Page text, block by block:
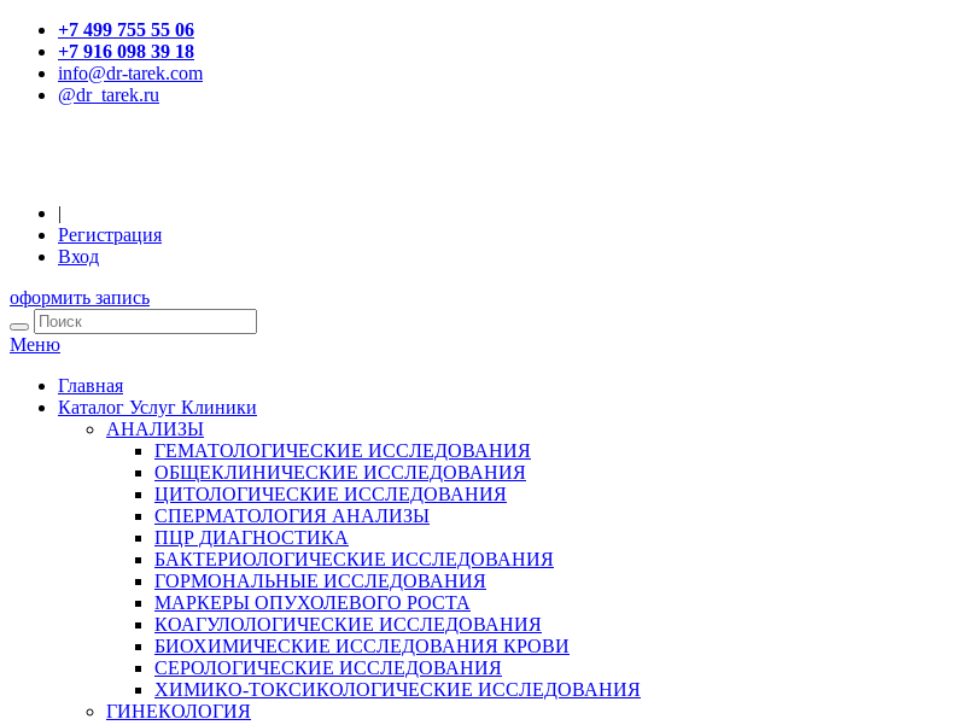
+7 499 755 55 06
+7 916 098 39 18
info@dr-tarek.com
@dr_tarek.ru
|
Регистрация
Вход
оформить запись
Меню
Главная
Каталог Услуг Клиники
АНАЛИЗЫ
ГЕМАТОЛОГИЧЕСКИЕ ИССЛЕДОВАНИЯ
ОБЩЕКЛИНИЧЕСКИЕ ИССЛЕДОВАНИЯ
ЦИТОЛОГИЧЕСКИЕ ИССЛЕДОВАНИЯ
СПЕРМАТОЛОГИЯ АНАЛИЗЫ
ПЦР ДИАГНОСТИКА
БАКТЕРИОЛОГИЧЕСКИЕ ИССЛЕДОВАНИЯ
ГОРМОНАЛЬНЫЕ ИССЛЕДОВАНИЯ
МАРКЕРЫ ОПУХОЛЕВОГО РОСТА
КОАГУЛОЛОГИЧЕСКИЕ ИССЛЕДОВАНИЯ
БИОХИМИЧЕСКИЕ ИССЛЕДОВАНИЯ КРОВИ
СЕРОЛОГИЧЕСКИЕ ИССЛЕДОВАНИЯ
ХИМИКО-ТОКСИКОЛОГИЧЕСКИЕ ИССЛЕДОВАНИЯ
ГИНЕКОЛОГИЯ